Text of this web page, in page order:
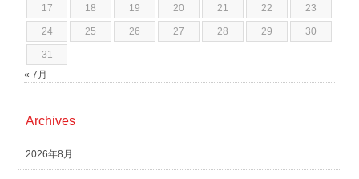
17 18 19 20 21 22 23
24 25 26 27 28 29 30
31
« 7月
Archives
2026年8月